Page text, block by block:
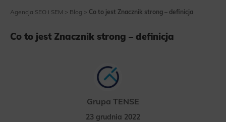
Agencja SEO i SEM > Blog > Co to jest Znacznik strong – definicja
Co to jest Znacznik strong – definicja
Grupa TENSE
23 grudnia 2022